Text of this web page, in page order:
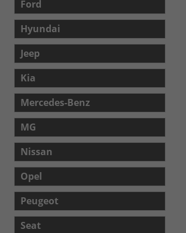
Ford
Hyundai
Jeep
Kia
Mercedes-Benz
MG
Nissan
Opel
Peugeot
Seat